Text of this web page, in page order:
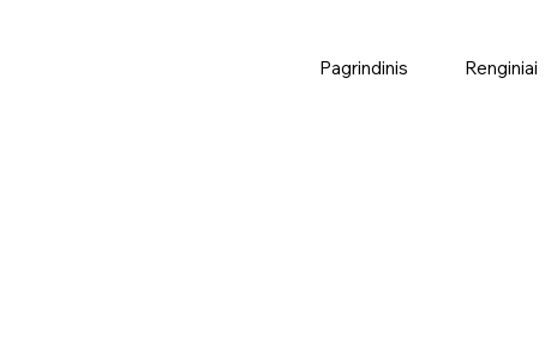
Pagrindinis Renginiai